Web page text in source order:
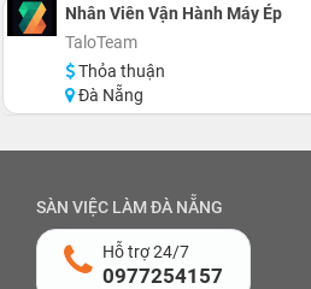
Nhân Viên Vận Hành Máy Ép
TaloTeam
Thỏa thuận
Đà Nẵng
SÀN VIỆC LÀM ĐÀ NẴNG
Hỗ trợ 24/7
0977254157